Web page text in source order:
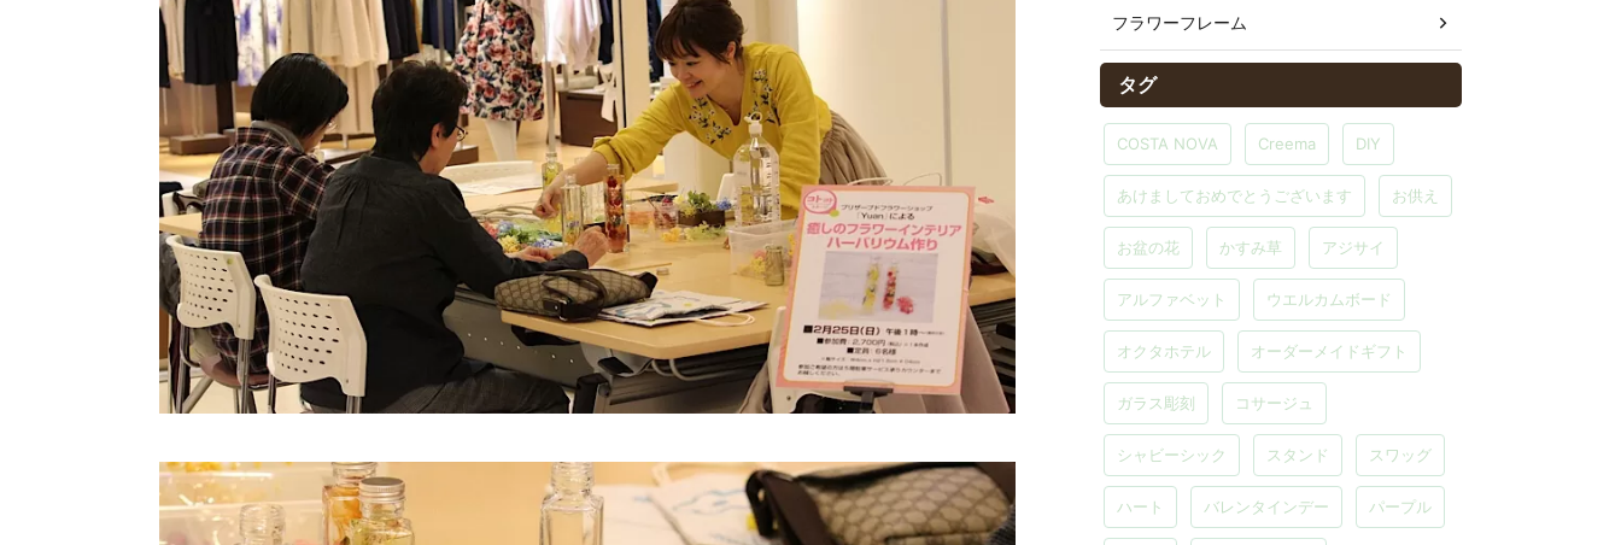
フラワーフレーム
タグ
COSTA NOVA Creema DIY
あけましておめでとうございます お供え
お盆の花 かすみ草 アジサイ
アルファベット ウエルカムボード
オクタホテル オーダーメイドギフト
ガラス彫刻 コサージュ
シャビーシック スタンド スワッグ
ハート バレンタインデー パープル